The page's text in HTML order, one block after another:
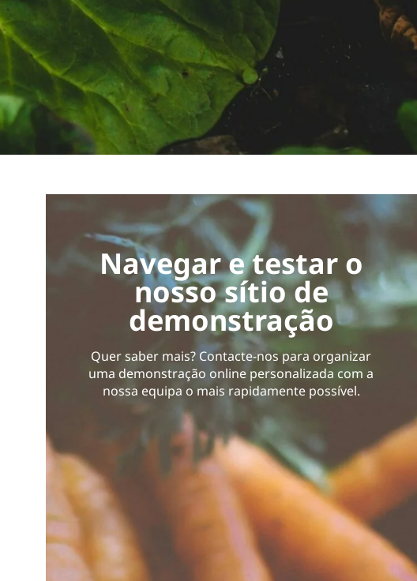
Navegar e testar o
nosso sítio de
demonstração
Quer saber mais? Contacte-nos para organizar
uma demonstração online personalizada com a
nossa equipa o mais rapidamente possível.